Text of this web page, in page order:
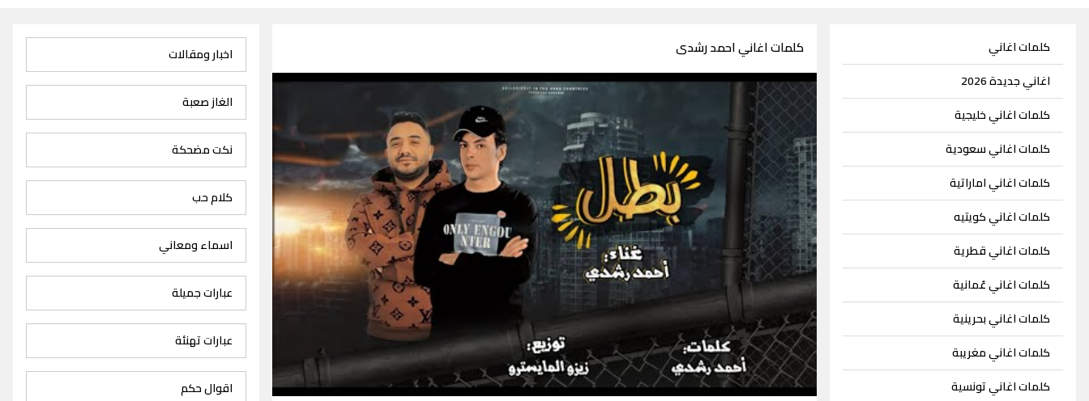
كلمات اغاني
اغاني جديدة 2026
كلمات اغاني خليجية
كلمات اغاني سعودية
كلمات اغاني اماراتية
كلمات اغاني كويتيه
كلمات اغاني قطرية
كلمات اغاني عُمانية
كلمات اغاني بحرينية
كلمات اغاني مغريبة
كلمات اغاني تونسية
كلمات اغاني احمد رشدى
كلمات اغاني احمد رشدى
اخبار ومقالات
الغاز صعبة
نكت مضحكة
كلام حب
اسماء ومعاني
عبارات جميلة
عبارات تهنئة
اقوال حكم